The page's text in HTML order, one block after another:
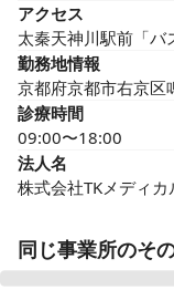
アクセス
太秦天神川駅前「
勤務地情報
京都府京都市右京
診療時間
09:00〜18:00
法人名
株式会社TKメディカ
同じ事業所のそ